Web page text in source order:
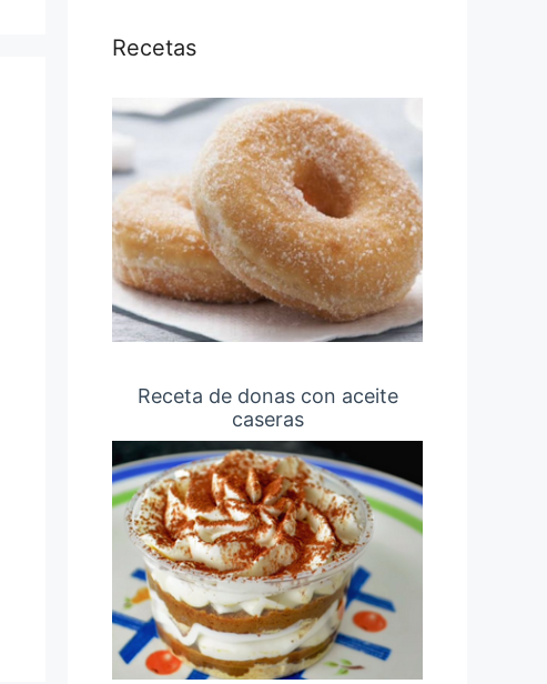
Recetas
Receta de donas con aceite
caseras